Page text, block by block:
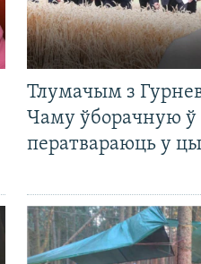
Тлумачым з
Чаму ўборачную ў
ператвараюць у